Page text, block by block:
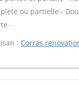
ou partielle -
-
: Corras